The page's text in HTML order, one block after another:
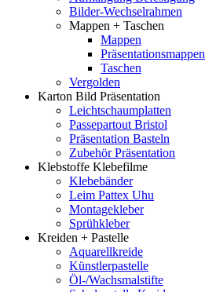
Bilder-Wechselrahmen
Mappen + Taschen
Mappen
Präsentationsmappen
Taschen
Vergolden
Karton Bild Präsentation
Leichtschaumplatten
Passepartout Bristol
Präsentation Basteln
Zubehör Präsentation
Klebstoffe Klebefilme
Klebebänder
Leim Pattex Uhu
Montagekleber
Sprühkleber
Kreiden + Pastelle
Aquarellkreide
Künstlerpastelle
Öl-/Wachsmalstifte